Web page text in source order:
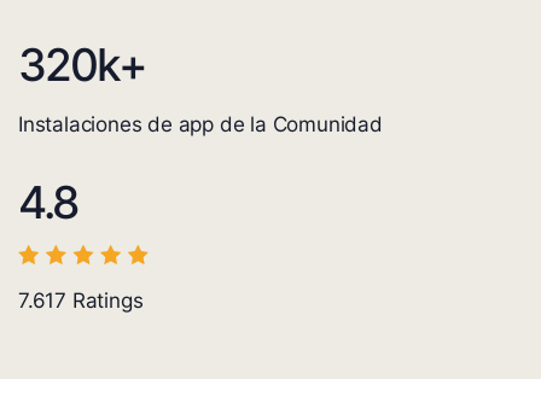
320k+
Instalaciones de app de la Comunidad
4.8
7.617 Ratings